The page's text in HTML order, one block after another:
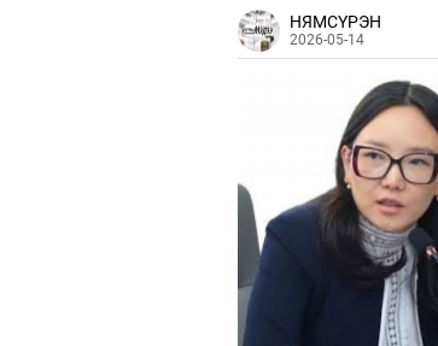
НЯМСҮРЭН
2026-05-14